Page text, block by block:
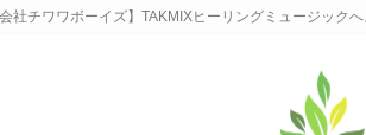
会社チワワボーイズ】TAKMIXヒーリングミュージック